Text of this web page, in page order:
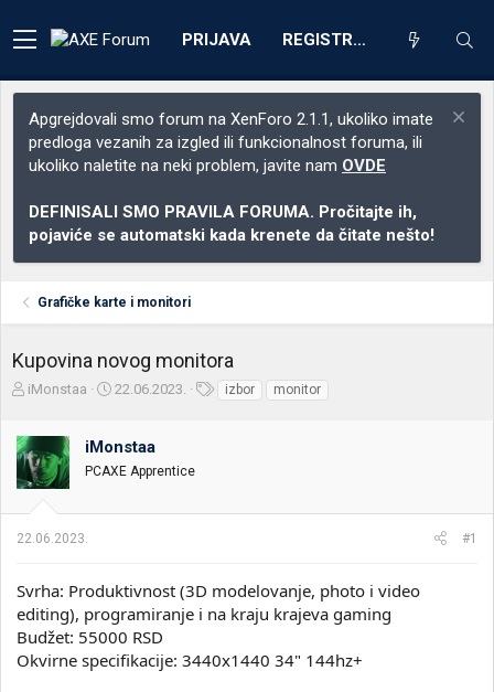
PRIJAVA REGISTRACIJA
Apgrejdovali smo forum na XenForo 2.1.1, ukoliko imate
predloga vezanih za izgled ili funkcionalnost foruma, ili
ukoliko naletite na neki problem, javite nam OVDE
DEFINISALI SMO PRAVILA FORUMA. Pročitajte ih,
pojaviće se automatski kada krenete da čitate nešto!
Grafičke karte i monitori
Kupovina novog monitora
Z
e
t
n
t
m
e
iMonstaa
D
u
m
t
n
j
a
22.06.2023. izbor monitor
iMonstaa
PCAXE Apprentice
22.06.2023. #1
Svrha: Produktivnost (3D modelovanje, photo i video
editing), programiranje i na kraju krajeva gaming
Budžet: 55000 RSD
Okvirne specifikacije: 3440x1440 34" 144hz+